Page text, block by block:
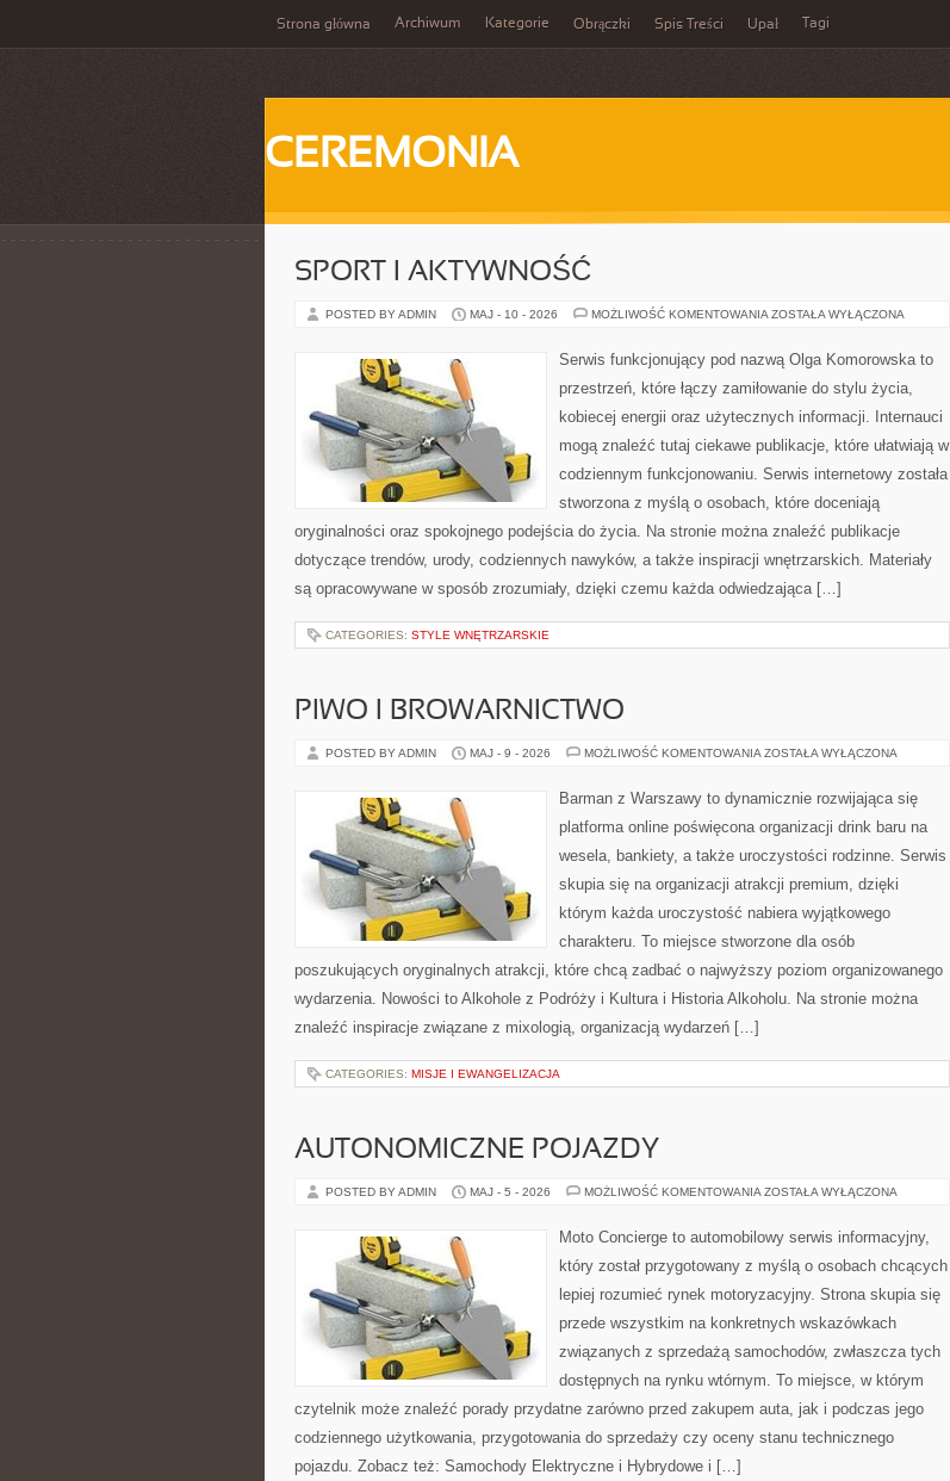
Strona główna Archiwum Kategorie Obrączki Spis Treści Upał Tagi
CEREMONIA
SPORT I AKTYWNOŚĆ
POSTED BY ADMIN MAJ - 10 - 2026 MOŻLIWOŚĆ KOMENTOWANIA SPORT
ZOSTAŁA WYŁĄCZONA
Serwis funkcjonujący pod nazwą Olga Komorowska to
przestrzeń, które łączy zamiłowanie do stylu życia,
kobiecej energii oraz użytecznych informacji. Internauci
mogą znaleźć tutaj ciekawe publikacje, które ułatwiają w
codziennym funkcjonowaniu. Serwis internetowy została
stworzona z myślą o osobach, które doceniają
oryginalności oraz spokojnego podejścia do życia. Na stronie można znaleźć publikacje
dotyczące trendów, urody, codziennych nawyków, a także inspiracji wnętrzarskich. Materiały
są opracowywane w sposób zrozumiały, dzięki czemu każda odwiedzająca […]
CATEGORIES: STYLE WNĘTRZARSKIE
PIWO I BROWARNICTWO
POSTED BY ADMIN MAJ - 9 - 2026 MOŻLIWOŚĆ KOMENTOWANIA PIWO
ZOSTAŁA WYŁĄCZONA
Barman z Warszawy to dynamicznie rozwijająca się
platforma online poświęcona organizacji drink baru na
wesela, bankiety, a także uroczystości rodzinne. Serwis
skupia się na organizacji atrakcji premium, dzięki
którym każda uroczystość nabiera wyjątkowego
charakteru. To miejsce stworzone dla osób
poszukujących oryginalnych atrakcji, które chcą zadbać o najwyższy poziom organizowanego
wydarzenia. Nowości to Alkohole z Podróży i Kultura i Historia Alkoholu. Na stronie można
znaleźć inspiracje związane z mixologią, organizacją wydarzeń […]
CATEGORIES: MISJE I EWANGELIZACJA
AUTONOMICZNE POJAZDY
POSTED BY ADMIN MAJ - 5 - 2026 MOŻLIWOŚĆ KOMENTOWANIA AUTONOMICZNE
ZOSTAŁA WYŁĄCZONA
Moto Concierge to automobilowy serwis informacyjny,
który został przygotowany z myślą o osobach chcących
lepiej rozumieć rynek motoryzacyjny. Strona skupia się
przede wszystkim na konkretnych wskazówkach
związanych z sprzedażą samochodów, zwłaszcza tych
dostępnych na rynku wtórnym. To miejsce, w którym
czytelnik może znaleźć porady przydatne zarówno przed zakupem auta, jak i podczas jego
codziennego użytkowania, przygotowania do sprzedaży czy oceny stanu technicznego
pojazdu. Zobacz też: Samochody Elektryczne i Hybrydowe i […]